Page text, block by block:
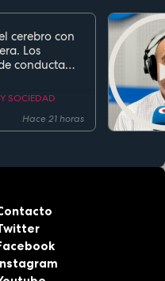
cerebro con
Los
conducta
SOCIEDAD
Hace 21 horas